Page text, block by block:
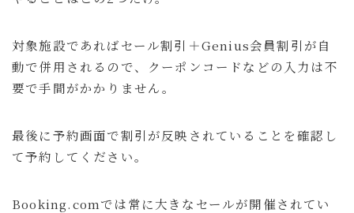
対象施設であればセール割引＋Genius会員割引が自
動で併用されるので、クーポンコードなどの入力は不
要で手間がかかりません。
最後に予約画面で割引が反映されていることを確認し
て予約してください。
Booking.comでは常に大きなセールが開催されてい